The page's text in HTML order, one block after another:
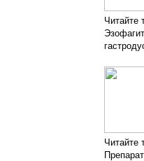
Читайте
Читайте